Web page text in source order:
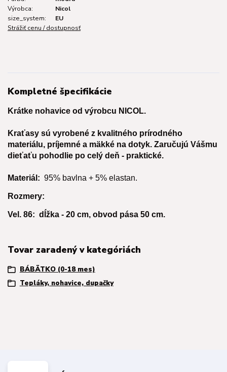
Výrobca:
Nicol
size_system:
EU
Strážiť cenu / dostupnosť
Kompletné špecifikácie
Krátke nohavice od výrobcu NICOL.
Kraťasy sú vyrobené z kvalitného prírodného
materiálu, príjemné a mäkké na dotyk. Zaručujú Vášmu
dieťaťu pohodlie po celý deň - praktické.
Materiál: 95% bavlna + 5% elastan.
Rozmery:
Vel. 86: dĺžka - 20 cm, obvod pása 50 cm.
Tovar zaradený v kategóriách
BÁBÄTKO (0-18 mes)
Tepláky, nohavice, dupačky